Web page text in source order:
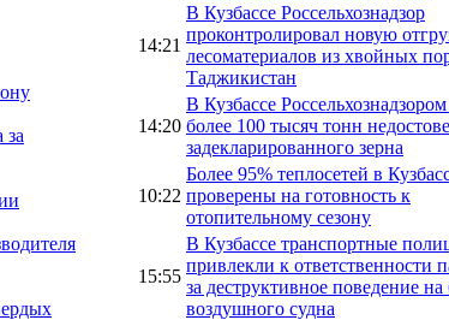
за
14:21
В Кузбассе Россельхознадзор
проконтролировал новую
лесоматериалов из хвойных
Таджикистан
14:20
В Кузбассе
более 100 тысяч тонн
задекларированного зерна
10:22
Более 95% теплосетей в
проверены на готовность к
отопительному сезону
15:55
В Кузбассе транспортные
привлекли к ответственности
за деструктивное поведение на
воздушного судна